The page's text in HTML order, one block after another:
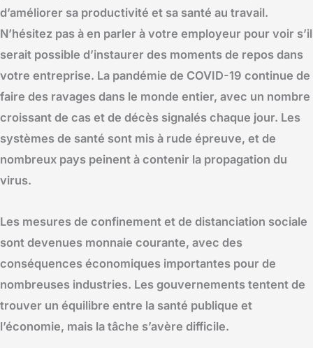
d’améliorer sa productivité et sa santé au travail.
N’hésitez pas à en parler à votre employeur pour voir s’il
serait possible d’instaurer des moments de repos dans
votre entreprise. La pandémie de COVID-19 continue de
faire des ravages dans le monde entier, avec un nombre
croissant de cas et de décès signalés chaque jour. Les
systèmes de santé sont mis à rude épreuve, et de
nombreux pays peinent à contenir la propagation du
virus.
Les mesures de confinement et de distanciation sociale
sont devenues monnaie courante, avec des
conséquences économiques importantes pour de
nombreuses industries. Les gouvernements tentent de
trouver un équilibre entre la santé publique et
l’économie, mais la tâche s’avère difficile.